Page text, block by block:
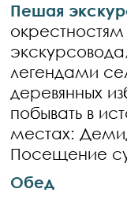
Пешая
легендами
деревянных
побывать в
местах:
Посещение
Обед